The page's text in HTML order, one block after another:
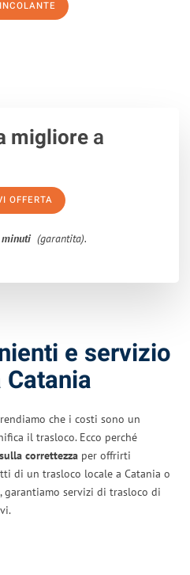
migliorea
OFFERTA
(garantita).
e servizio
che i costi sono un
il trasloco. Ecco perché
correttezza per offrirti
di un trasloco locale a Catania o
servizi di trasloco di